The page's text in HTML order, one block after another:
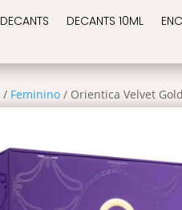
DECANTS DECANTS 10ML
/ Feminino / Orientica Velvet